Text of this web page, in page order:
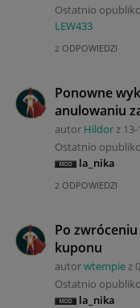
Ostatnio
LEW433
2 ODPOWIEDZI
Ponowne
anulowaniu
autor Hildorz
Ostatnio
la_nika
2 ODPOWIEDZI
Po
kuponu
autorwtempiez
Ostatnio
la_nika